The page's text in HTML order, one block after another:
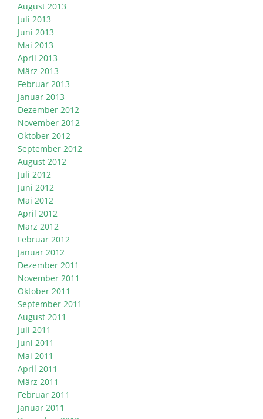
August 2013
Juli 2013
Juni 2013
Mai 2013
April 2013
März 2013
Februar 2013
Januar 2013
Dezember 2012
November 2012
Oktober 2012
September 2012
August 2012
Juli 2012
Juni 2012
Mai 2012
April 2012
März 2012
Februar 2012
Januar 2012
Dezember 2011
November 2011
Oktober 2011
September 2011
August 2011
Juli 2011
Juni 2011
Mai 2011
April 2011
März 2011
Februar 2011
Januar 2011